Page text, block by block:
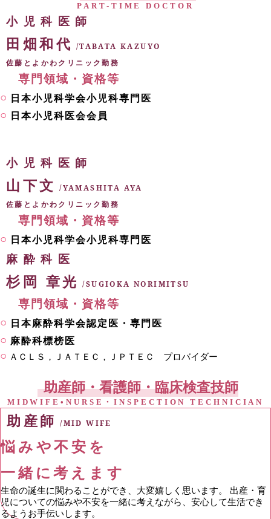
PART-TIME DOCTOR
小児科医師
田畑和代 /TABATA KAZUYO
佐藤とよかわクリニック勤務
専門領域・資格等
日本小児科学会小児科専門医
日本小児科医会会員
小児科医師
山下文
/YAMASHITA AYA
佐藤とよかわクリニック勤務
専門領域・資格等
日本小児科学会小児科専門医
麻酔科医
杉岡 章光 /SUGIOKA NORIMITSU
専門領域・資格等
日本麻酔科学会認定医・専門医
麻酔科標榜医
ＡＣＬＳ，ＪＡＴＥＣ，ＪＰＴＥＣ プロバイダー
助産師・看護師・臨床検査技師
MIDWIFE•NURSE・INSPECTION TECHNICIAN
助産師 /MID WIFE
悩みや不安を
一緒に考えます
生命の誕生に関わることができ、大変嬉しく思います。 出産・育
児についての悩みや不安を一緒に考えながら、安心して生活でき
るようお手伝いします。